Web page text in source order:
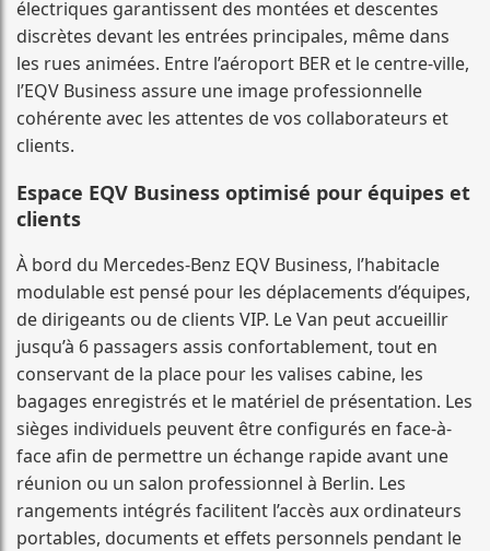
électriques garantissent des montées et descentes
discrètes devant les entrées principales, même dans
les rues animées. Entre l’aéroport BER et le centre-ville,
l’EQV Business assure une image professionnelle
cohérente avec les attentes de vos collaborateurs et
clients.
Espace EQV Business optimisé pour équipes et
clients
À bord du Mercedes-Benz EQV Business, l’habitacle
modulable est pensé pour les déplacements d’équipes,
de dirigeants ou de clients VIP. Le Van peut accueillir
jusqu’à 6 passagers assis confortablement, tout en
conservant de la place pour les valises cabine, les
bagages enregistrés et le matériel de présentation. Les
sièges individuels peuvent être configurés en face-à-
face afin de permettre un échange rapide avant une
réunion ou un salon professionnel à Berlin. Les
rangements intégrés facilitent l’accès aux ordinateurs
portables, documents et effets personnels pendant le